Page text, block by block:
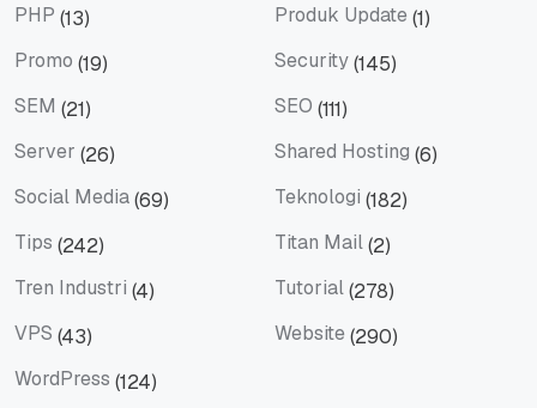
PHP (13) Produk Update (1)
Promo (19) Security(145)
SEM (21) SEO (111)
Server (26) Shared Hosting (6)
Social Media(69) Teknologi (182)
Tips (242) Titan Mail(2)
Tren Industri (4) Tutorial(278)
VPS (43) Website (290)
WordPress (124)